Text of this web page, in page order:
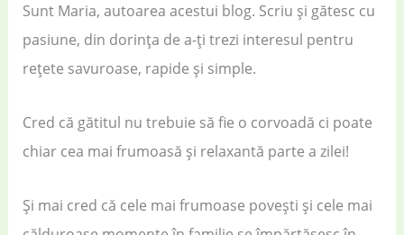
Sunt Maria, autoarea acestui blog. Scriu și gătesc cu
pasiune, din dorința de a-ți trezi interesul pentru
rețete savuroase, rapide și simple.
Cred că gătitul nu trebuie să fie o corvoadă ci poate
chiar cea mai frumoasă și relaxantă parte a zilei!
Și mai cred că cele mai frumoase povești și cele mai